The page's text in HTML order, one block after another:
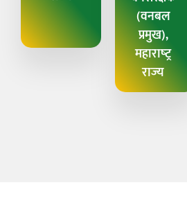
(वनबल
प्रमुख),
महाराष्‍ट्र
राज्‍य